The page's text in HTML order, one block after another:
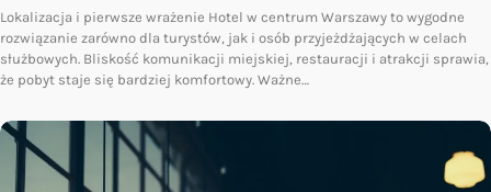
Lokalizacja i pierwsze wrażenie Hotel w centrum Warszawy to wygodne
rozwiązanie zarówno dla turystów, jak i osób przyjeżdżających w celach
służbowych. Bliskość komunikacji miejskiej, restauracji i atrakcji sprawia,
że pobyt staje się bardziej komfortowy. Ważne…